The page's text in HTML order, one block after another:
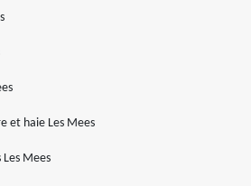
et haie Les Mees
Mees